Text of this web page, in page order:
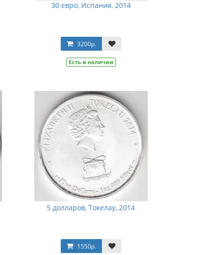
30 евро, Испания, 2014
3200р.
Есть в наличии
5 долларов, Токелау, 2014
1550р.